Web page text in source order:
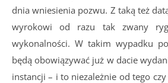
dnia wniesienia pozwu. Z taką też
wyrokowi od razu tak zwany
wykonalności. W takim wypadku
będą obowiązywać już w dacie
instancji – i to niezależnie od tego